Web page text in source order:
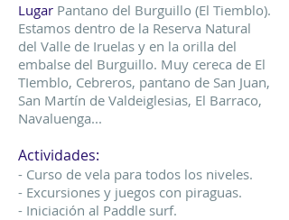
Lugar Pantano del Burguillo (El Tiemblo).
Estamos dentro de la Reserva Natural
del Valle de Iruelas y en la orilla del
embalse del Burguillo. Muy cereca de El
TIemblo, Cebreros, pantano de San Juan,
San Martín de Valdeiglesias, El Barraco,
Navaluenga...
Actividades:
- Curso de vela para todos los niveles.
- Excursiones y juegos con piraguas.
- Iniciación al Paddle surf.